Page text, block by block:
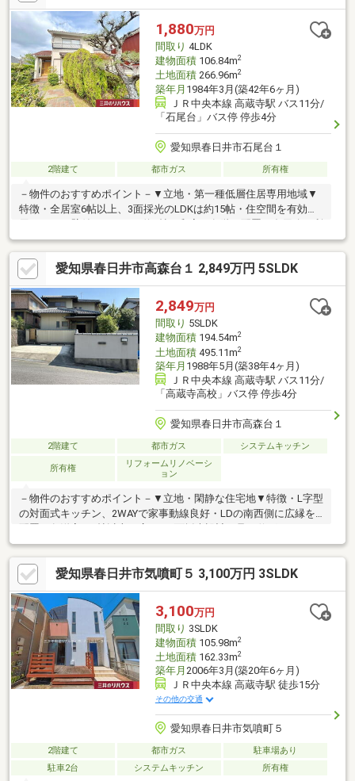
ても◎◆床暖房付きで部屋全体を均一に暖められます♪◆収納豊
富なウォークインクローゼットなど全居室収納あり♪◆開放感が
ある広々とした玄関♪アウトドア用品やゴルフバッグなどの収納に
便利なシューズクローク完備♪
1,880万円
間取り 4LDK
建物面積106.84m2
土地面積266.96m2
築年月 1984年3月(築42年6ヶ月)
ＪＲ中央本線 高蔵寺駅 バス11分/
「石尾台」バス停 停歩4分
愛知県春日井市石尾台１
2階建て 都市ガス 所有権
－物件のおすすめポイント－▼立地・第一種低層住居専用地域▼
特徴・全居室6帖以上、3面採光のLDKは約15帖・住空間を有効活
用しやすい壁付キッチン・約8帖の和室を各階に配置、多用途に利
用可能・ゆとりをもって使用できるトイレ2か所・水回り各所に窓
を設置、こめまに換気できる設計・南東側にお庭・テラス有、陽
当り良好・駐車スペース1台分有(車種による)▼周辺環境・ナフコ
不二屋石尾台店 徒歩6分(約450m)・春日井市立石尾台小学校 徒歩
5分(約400m)■ ご希望の住まい探しをお手伝いします
━━━━━・・・物件の詳細・ご相談はお気軽にお問い合わせく
ださい。
愛知県春日井市高森台１ 2,849万円 5SLDK
2,849万円
間取り 5SLDK
建物面積194.54m2
土地面積495.11m2
築年月 1988年5月(築38年4ヶ月)
ＪＲ中央本線 高蔵寺駅 バス11分/
「高蔵寺高校」バス停 停歩4分
愛知県春日井市高森台１
2階建て 都市ガス システムキッチン
所有権
リフォームリノベーシ
ョン
－物件のおすすめポイント－▼立地・閑静な住宅地▼特徴・L字型
の対面式キッチン、2WAYで家事動線良好・LDの南西側に広縁を
ろげる和室有・大容量のWIC、押入等の収納スペース付・敷地面
積約149.77坪、お庭・駐車場3台分有(車種による)▼2026年9月室
内リフォーム内容【水回り】キッチン、浴室、トイレ、洗面所
【内装】全室クロス、壁▼周辺環境・春日井市立高森台小学校 徒
歩8分(約600m)■ ご希望の住まい探しをお手伝いします
━━━━━・・・物件の詳細・ご相談はお気軽にお問い合わせく
ださい。
愛知県春日井市気噴町５ 3,100万円 3SLDK
3,100万円
間取り 3SLDK
建物面積105.98m2
土地面積162.33m2
築年月 2006年3月(築20年6ヶ月)
ＪＲ中央本線 高蔵寺駅 徒歩15分
その他の交通
愛知県春日井市気噴町５
2階建て 都市ガス
駐車場あり
駐車2台
システムキッチン 所有権